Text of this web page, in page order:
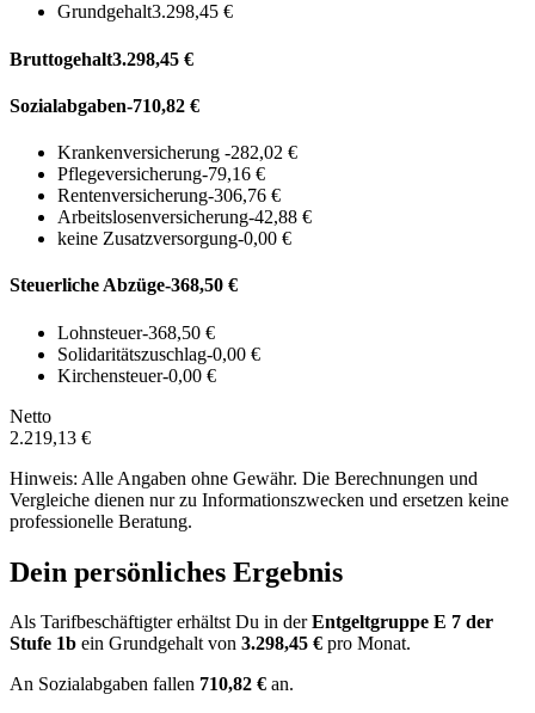
Grundgehalt3.298,45 €
Bruttogehalt3.298,45 €
Sozialabgaben-710,82 €
Krankenversicherung -282,02 €
Pflegeversicherung-79,16 €
Rentenversicherung-306,76 €
Arbeitslosenversicherung-42,88 €
keine Zusatzversorgung-0,00 €
Steuerliche Abzüge-368,50 €
Lohnsteuer-368,50 €
Solidaritätszuschlag-0,00 €
Kirchensteuer-0,00 €
Netto
2.219,13 €
Hinweis: Alle Angaben ohne Gewähr. Die Berechnungen und
Vergleiche dienen nur zu Informationszwecken und ersetzen keine
professionelle Beratung.
Dein persönliches Ergebnis
Als Tarifbeschäftigter erhältst Du in derEntgeltgruppe E 7 der
Stufe 1b ein Grundgehalt von 3.298,45 € pro Monat.
An Sozialabgaben fallen 710,82 € an.